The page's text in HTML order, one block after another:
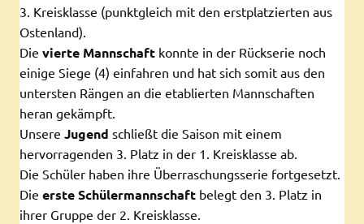
3. Kreisklasse (punktgleich mit den erstplatzierten aus
Ostenland).
Die vierte Mannschaft konnte in der Rückserie noch
einige Siege (4) einfahren und hat sich somit aus den
untersten Rängen an die etablierten Mannschaften
heran gekämpft.
Unsere Jugend schließt die Saison mit einem
hervorragenden 3. Platz in der 1. Kreisklasse ab.
Die Schüler haben ihre Überraschungsserie fortgesetzt.
Die erste Schülermannschaft belegt den 3. Platz in
ihrer Gruppe der 2. Kreisklasse.